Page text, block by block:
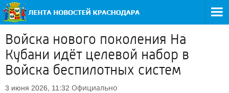
Войска нового поколения На
Кубани идёт целевой набор в
Войска беспилотных систем
3 июня 2026, 11:32 Официально